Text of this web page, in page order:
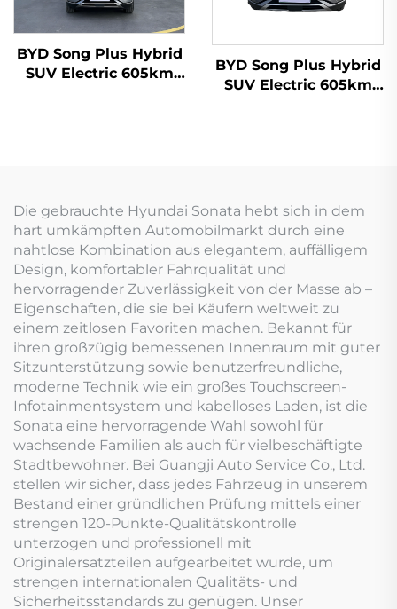
BYD Song Plus Hybrid
SUV Electric 605km
BYD Song Plus Hybrid
SUV Electric 605km
Die gebrauchte Hyundai Sonata hebt sich in dem
hart umkämpften Automobilmarkt durch eine
nahtlose Kombination aus elegantem, auffälligem
Design, komfortabler Fahrqualität und
hervorragender Zuverlässigkeit von der Masse ab –
Eigenschaften, die sie bei Käufern weltweit zu
einem zeitlosen Favoriten machen. Bekannt für
ihren großzügig bemessenen Innenraum mit guter
Sitzunterstützung sowie benutzerfreundliche,
moderne Technik wie ein großes Touchscreen-
Infotainmentsystem und kabelloses Laden, ist die
Sonata eine hervorragende Wahl sowohl für
wachsende Familien als auch für vielbeschäftigte
Stadtbewohner. Bei Guangji Auto Service Co., Ltd.
stellen wir sicher, dass jedes Fahrzeug in unserem
Bestand einer gründlichen Prüfung mittels einer
strengen 120-Punkte-Qualitätskontrolle
unterzogen und professionell mit
Originalersatzteilen aufgearbeitet wurde, um
strengen internationalen Qualitäts- und
Sicherheitsstandards zu genügen. Unser